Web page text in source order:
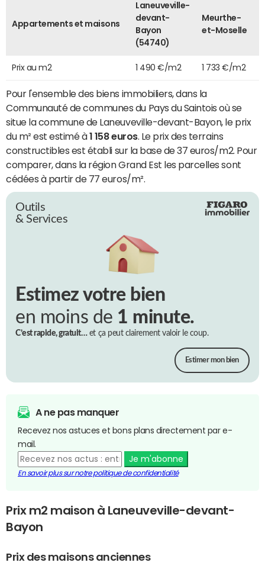
Appartements et maisons
Laneuveville-
devant-
Bayon
(54740)
Meurthe-
et-Moselle
Prix au m2 1 490 €/m2 1 733 €/m2
Pour l'ensemble des biens immobiliers, dans la
Communauté de communes du Pays du Saintois où se
situe la commune de Laneuveville-devant-Bayon, le prix
du m² est estimé à1 158 euros. Le prix des terrains
constructibles est établi sur la base de 37 euros/m2. Pour
comparer, dans la région Grand Est les parcelles sont
cédées à partir de 77 euros/m².
Outils
& Services
Estimez votre bien
en moins de 1 minute.
C’est rapide, gratuit…et ça peut clairement valoir le coup.
Estimer mon bien
A ne pas manquer
Recevez nos astuces et bons plans directement par e-
mail.
Je m'abonne
En savoir plus sur notre politique de confidentialité
Prix m2 maison à Laneuveville-devant-
Bayon
Prix des maisons anciennes